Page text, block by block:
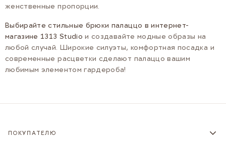
женственные пропорции.
Выбирайте стильные брюки палаццо в интернет-
магазине 1313 Studio и создавайте модные образы на
любой случай. Широкие силуэты, комфортная посадка и
современные расцветки сделают палаццо вашим
любимым элементом гардероба!
ПОКУПАТЕЛЮ